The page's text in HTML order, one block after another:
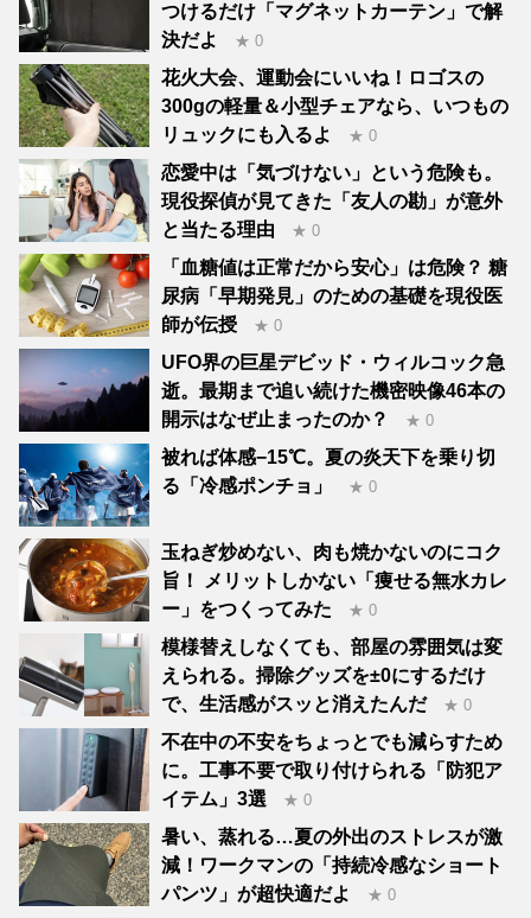
つけるだけ「マグネットカーテン」で解
決だよ
★ 0
花火大会、運動会にいいね！ロゴスの
300gの軽量＆小型チェアなら、いつもの
リュックにも入るよ
★ 0
恋愛中は「気づけない」という危険も。
現役探偵が見てきた「友人の勘」が意外
と当たる理由
★ 0
「血糖値は正常だから安心」は危険？ 糖
尿病「早期発見」のための基礎を現役医
師が伝授
★ 0
UFO界の巨星デビッド・ウィルコック急
逝。最期まで追い続けた機密映像46本の
開示はなぜ止まったのか？
★ 0
被れば体感−15℃。夏の炎天下を乗り切
る「冷感ポンチョ」
★ 0
玉ねぎ炒めない、肉も焼かないのにコク
旨！ メリットしかない「痩せる無水カレ
ー」をつくってみた
★ 0
模様替えしなくても、部屋の雰囲気は変
えられる。掃除グッズを±0にするだけ
で、生活感がスッと消えたんだ
★ 0
不在中の不安をちょっとでも減らすため
に。工事不要で取り付けられる「防犯ア
イテム」3選
★ 0
暑い、蒸れる…夏の外出のストレスが激
減！ワークマンの「持続冷感なショート
パンツ」が超快適だよ
★ 0